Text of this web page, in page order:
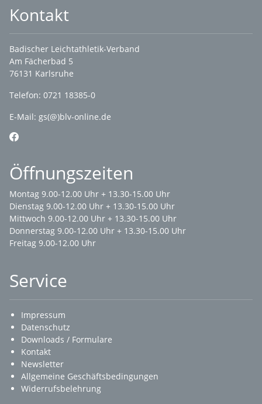
Kontakt
Badischer Leichtathletik-Verband
Am Fächerbad 5
76131 Karlsruhe
Telefon: 0721 18385-0
E-Mail: gs(@)blv-online.de
Öffnungszeiten
Montag 9.00-12.00 Uhr + 13.30-15.00 Uhr
Dienstag 9.00-12.00 Uhr + 13.30-15.00 Uhr
Mittwoch 9.00-12.00 Uhr + 13.30-15.00 Uhr
Donnerstag 9.00-12.00 Uhr + 13.30-15.00 Uhr
Freitag 9.00-12.00 Uhr
Service
Impressum
Datenschutz
Downloads / Formulare
Kontakt
Newsletter
Allgemeine Geschäftsbedingungen
Widerrufsbelehrung